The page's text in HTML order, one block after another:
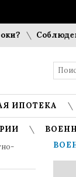
Соблюдение
ИПОТЕКА